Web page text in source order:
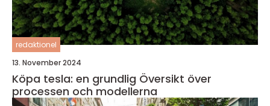
redaktionel
13. November 2024
Köpa tesla: en grundlig Översikt över
processen och modellerna